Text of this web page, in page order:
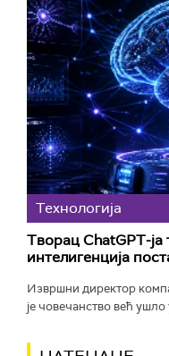
Технологијa
Творац ChatGPT-ја
интелигенција
Извршни директор
је човечанство већ ушло